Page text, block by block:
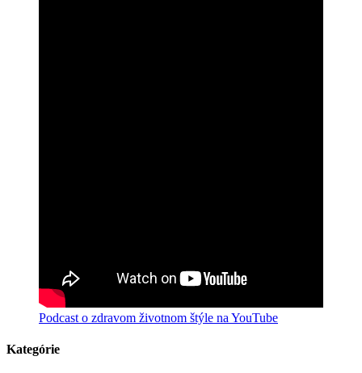
Podcast o zdravom životnom štýle na YouTube
Kategórie